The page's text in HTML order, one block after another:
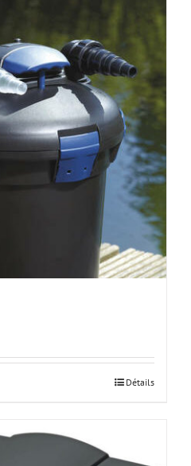
Détails